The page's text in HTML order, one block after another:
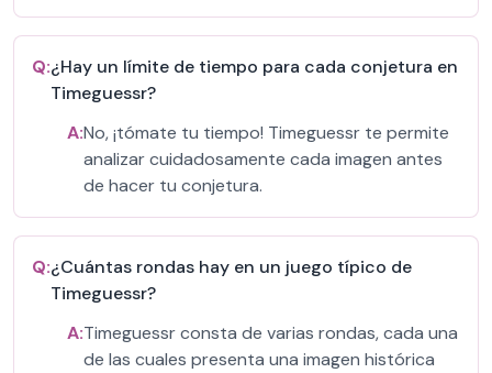
Q:¿Hay un límite de tiempo para cada conjetura en
Timeguessr?
A:No, ¡tómate tu tiempo! Timeguessr te permite
analizar cuidadosamente cada imagen antes
de hacer tu conjetura.
Q:¿Cuántas rondas hay en un juego típico de
Timeguessr?
A:Timeguessr consta de varias rondas, cada una
de las cuales presenta una imagen histórica